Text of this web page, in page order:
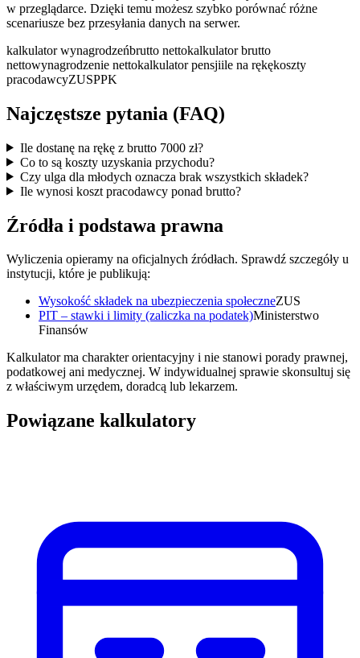
w przeglądarce. Dzięki temu możesz szybko porównać różne
scenariusze bez przesyłania danych na serwer.
kalkulator wynagrodzeńbrutto nettokalkulator brutto
nettowynagrodzenie nettokalkulator pensjiile na rękękoszty
pracodawcyZUSPPK
Najczęstsze pytania (FAQ)
Ile dostanę na rękę z brutto 7000 zł?
Co to są koszty uzyskania przychodu?
Czy ulga dla młodych oznacza brak wszystkich składek?
Ile wynosi koszt pracodawcy ponad brutto?
Źródła i podstawa prawna
Wyliczenia opieramy na oficjalnych źródłach. Sprawdź szczegóły u
instytucji, które je publikują:
Wysokość składek na ubezpieczenia społeczneZUS
PIT – stawki i limity (zaliczka na podatek)Ministerstwo
Finansów
Kalkulator ma charakter orientacyjny i nie stanowi porady prawnej,
podatkowej ani medycznej. W indywidualnej sprawie skonsultuj się
z właściwym urzędem, doradcą lub lekarzem.
Powiązane kalkulatory